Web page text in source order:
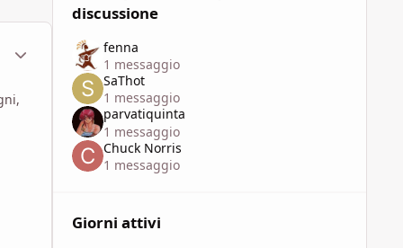
Statistiche Autore
discussione
fenna
1 messaggio
SaThot
1 messaggio
parvatiquinta
1 messaggio
Chuck Norris
1 messaggio
Giorni attivi